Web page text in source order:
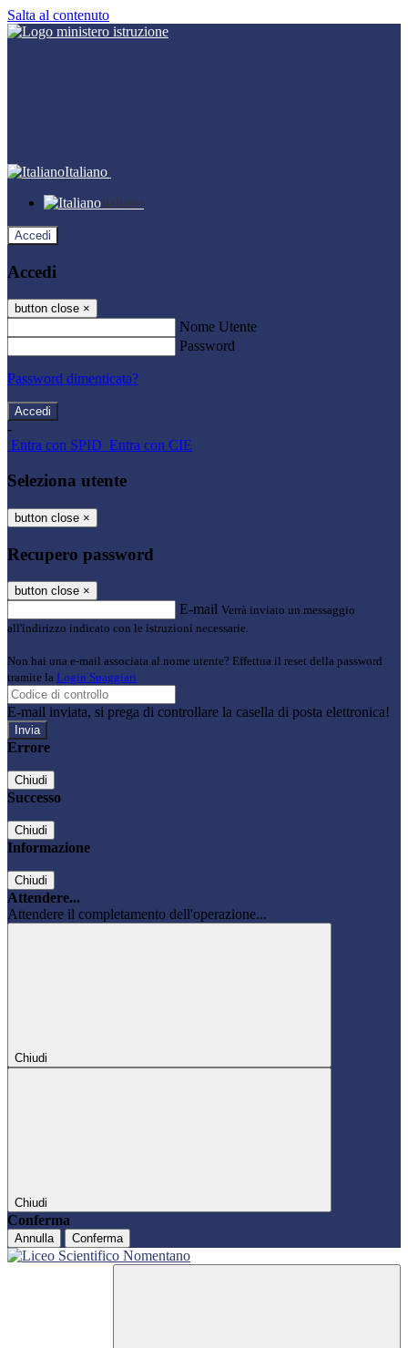
Salta al contenuto
Italiano
Italiano
Accedi
Accedi
button close ×
Nome Utente
Password
Password dimenticata?
-
Entra con SPID Entra con CIE
Seleziona utente
button close ×
Recupero password
button close ×
E-mail Verrà inviato un messaggio
all'indirizzo indicato con le istruzioni necessarie.
Non hai una e-mail associata al nome utente? Effettua il reset della password
tramite la Login Spaggiari
E-mail inviata, si prega di controllare la casella di posta elettronica!
Errore
Chiudi
Successo
Chiudi
Informazione
Chiudi
Attendere...
Attendere il completamento dell'operazione...
Chiudi
Chiudi
Conferma
Annulla Conferma